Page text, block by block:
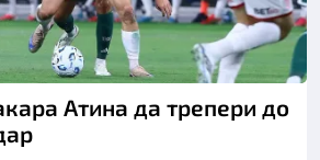
Атина да трепери до